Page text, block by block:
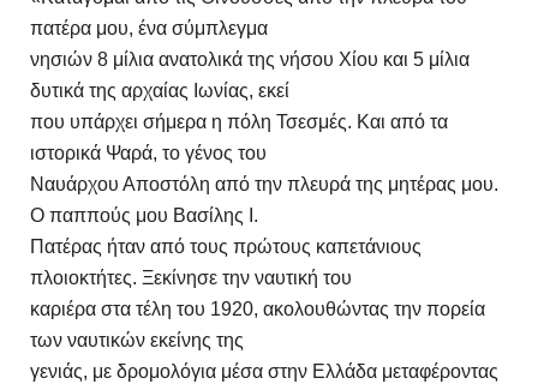
πατέρα μου, ένα σύμπλεγμα
νησιών 8 μίλια ανατολικά της νήσου Χίου και 5 μίλια
δυτικά της αρχαίας Ιωνίας, εκεί
που υπάρχει σήμερα η πόλη Τσεσμές. Και από τα
ιστορικά Ψαρά, το γένος του
Ναυάρχου Αποστόλη από την πλευρά της μητέρας μου.
Ο παππούς μου Βασίλης Ι.
Πατέρας ήταν από τους πρώτους καπετάνιους
πλοιοκτήτες. Ξεκίνησε την ναυτική του
καριέρα στα τέλη του 1920, ακολουθώντας την πορεία
των ναυτικών εκείνης της
γενιάς, με δρομολόγια μέσα στην Ελλάδα μεταφέροντας